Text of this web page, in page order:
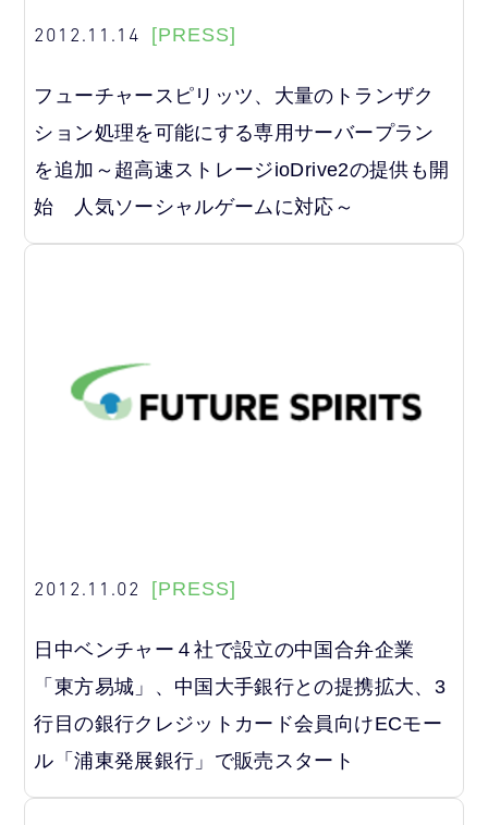
2012.11.14 [PRESS]
フューチャースピリッツ、大量のトランザク
ション処理を可能にする専用サーバープラン
を追加～超高速ストレージioDrive2の提供も開
始 人気ソーシャルゲームに対応～
2012.11.02 [PRESS]
日中ベンチャー４社で設立の中国合弁企業
「東方易城」、中国大手銀行との提携拡大、3
行目の銀行クレジットカード会員向けECモー
ル「浦東発展銀行」で販売スタート